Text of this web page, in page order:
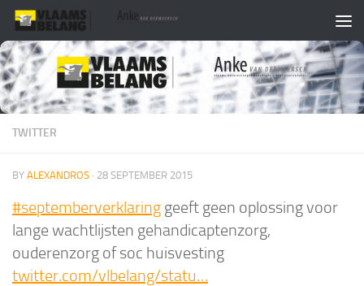
Skip to content
TWITTER
BY ALEXANDROS · 28 SEPTEMBER 2015
#septemberverklaring geeft geen oplossing voor
lange wachtlijsten gehandicaptenzorg,
ouderenzorg of soc huisvesting
twitter.com/vlbelang/statu…